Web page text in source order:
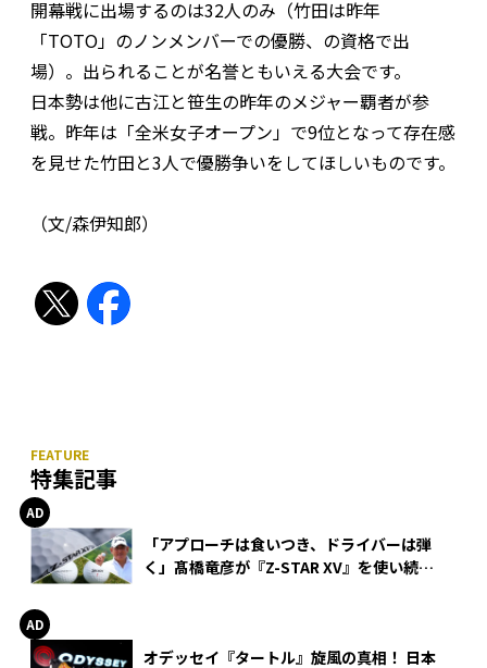
開幕戦に出場するのは32人のみ（竹田は昨年
「TOTO」のノンメンバーでの優勝、の資格で出
場）。出られることが名誉ともいえる大会です。
日本勢は他に古江と笹生の昨年のメジャー覇者が参
戦。昨年は「全米女子オープン」で9位となって存在感
を見せた竹田と3人で優勝争いをしてほしいものです。
（文/森伊知郎）
特集記事
「アプローチは食いつき、ドライバーは弾
く」髙橋竜彦が『Z-STAR XV』を使い続け
オデッセイ『タートル』旋風の真相！ 日本